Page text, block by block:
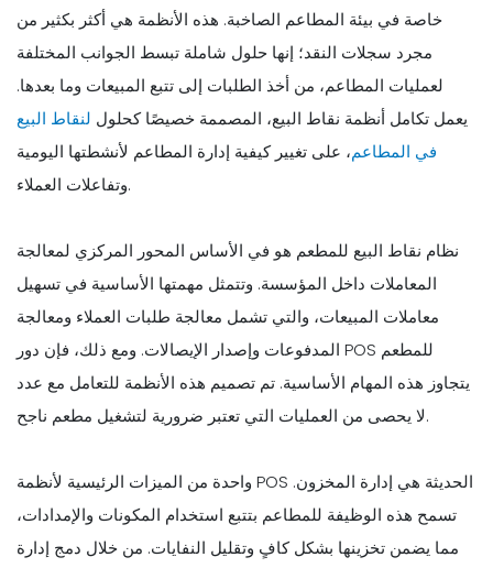
خاصة في بيئة المطاعم الصاخبة. هذه الأنظمة هي أكثر بكثير من
مجرد سجلات النقد؛ إنها حلول شاملة تبسط الجوانب المختلفة
لعمليات المطاعم، من أخذ الطلبات إلى تتبع المبيعات وما بعدها.
يعمل تكامل أنظمة نقاط البيع، المصممة خصيصًا كحلول لنقاط البيع
في المطاعم، على تغيير كيفية إدارة المطاعم لأنشطتها اليومية
وتفاعلات العملاء.
نظام نقاط البيع للمطعم هو في الأساس المحور المركزي لمعالجة
المعاملات داخل المؤسسة. وتتمثل مهمتها الأساسية في تسهيل
معاملات المبيعات، والتي تشمل معالجة طلبات العملاء ومعالجة
المدفوعات وإصدار الإيصالات. ومع ذلك، فإن دور POS للمطعم
يتجاوز هذه المهام الأساسية. تم تصميم هذه الأنظمة للتعامل مع عدد
لا يحصى من العمليات التي تعتبر ضرورية لتشغيل مطعم ناجح.
واحدة من الميزات الرئيسية لأنظمة POS الحديثة هي إدارة المخزون.
تسمح هذه الوظيفة للمطاعم بتتبع استخدام المكونات والإمدادات،
مما يضمن تخزينها بشكل كافٍ وتقليل النفايات. من خلال دمج إدارة